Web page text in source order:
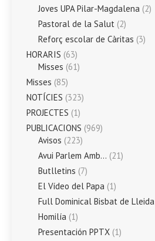
Joves UPA Pilar-Magdalena (2)
Pastoral de la Salut (2)
Reforç escolar de Càritas (3)
HORARIS (63)
Misses (61)
Misses (85)
NOTÍCIES (323)
PROJECTES (1)
PUBLICACIONS (969)
Avisos (223)
Avui Parlem Amb… (21)
Butlletins (7)
El Vídeo del Papa (1)
Full Dominical Bisbat de Lleida
Homilía (1)
Presentación PPTX (1)